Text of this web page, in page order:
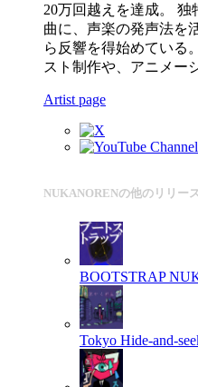
20万回越えを達成。
曲に、声楽の発声法を
ら反響を得始めている
スト制作や、アニメー
Artist page
NUKANORENの他のリリース
BOOTSTRAP
Tokyo Hide-and-